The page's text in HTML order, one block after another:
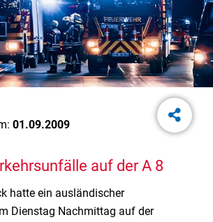
01.09.2009
auf der A 8
hatte ein ausländischer
Dienstag Nachmittag auf der